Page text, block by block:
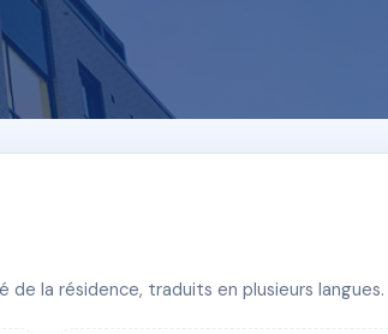
la résidence, traduits en plusieurs langues.